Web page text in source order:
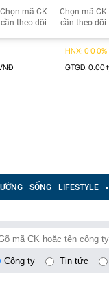
Chọn mã CK
cần theo dõi
Chọn mã CK
cần theo dõi
SỐNG LIFESTYLE
Công ty Tin tức